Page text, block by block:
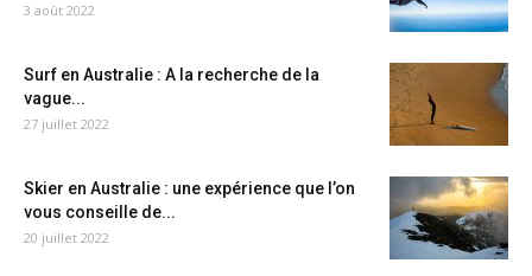
3 août 2022
Surf en Australie : A la recherche de la
vague...
27 juillet 2022
Skier en Australie : une expérience que l’on
vous conseille de...
20 juillet 2022